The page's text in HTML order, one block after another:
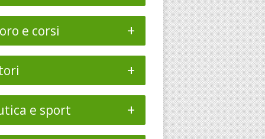
e corsi +
+
e sport +